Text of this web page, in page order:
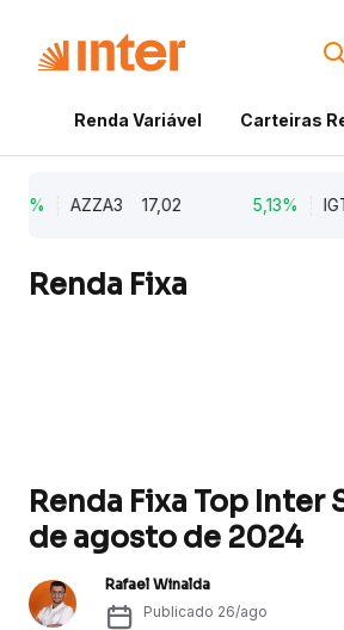
Renda Variável Carteiras
AZZA3 17,02 5,13%
Renda Fixa
Renda Fixa Top Inter
de agosto de 2024
Rafael Winalda
Publicado 26/ago